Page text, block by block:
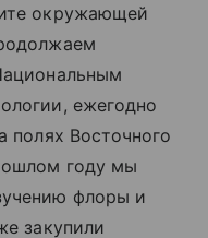
окружающей
ежегодно
полях Восточного
году мы
флоры и
закупили